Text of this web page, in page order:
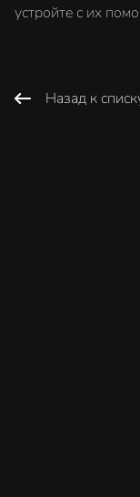
устройте с их
Назад к